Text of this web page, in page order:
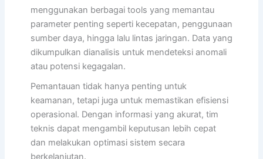
menggunakan berbagai tools yang memantau
parameter penting seperti kecepatan, penggunaan
sumber daya, hingga lalu lintas jaringan. Data yang
dikumpulkan dianalisis untuk mendeteksi anomali
atau potensi kegagalan.
Pemantauan tidak hanya penting untuk
keamanan, tetapi juga untuk memastikan efisiensi
operasional. Dengan informasi yang akurat, tim
teknis dapat mengambil keputusan lebih cepat
dan melakukan optimasi sistem secara
berkelanjutan.